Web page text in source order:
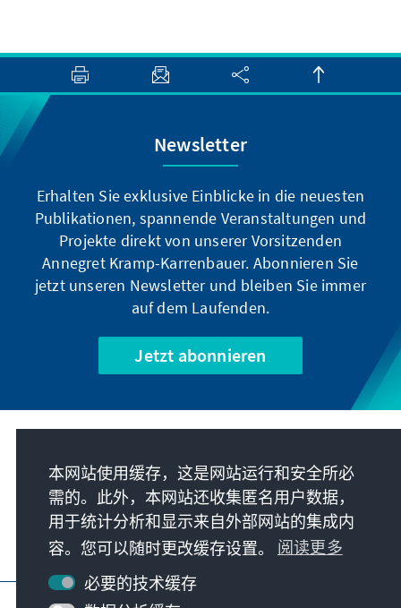
Newsletter
Erhalten Sie exklusive Einblicke in die neuesten
Publikationen, spannende Veranstaltungen und
Projekte direkt von unserer Vorsitzenden
Annegret Kramp-Karrenbauer. Abonnieren Sie
jetzt unseren Newsletter und bleiben Sie immer
auf dem Laufenden.
Jetzt abonnieren
联系
基金会更多项目
版本说明 隐私
本网站使用缓存，这是网站运行和安全所必
需的。此外，本网站还收集匿名用户数据，
用于统计分析和显示来自外部网站的集成内
容。您可以随时更改缓存设置。 阅读更多
必要的技术缓存